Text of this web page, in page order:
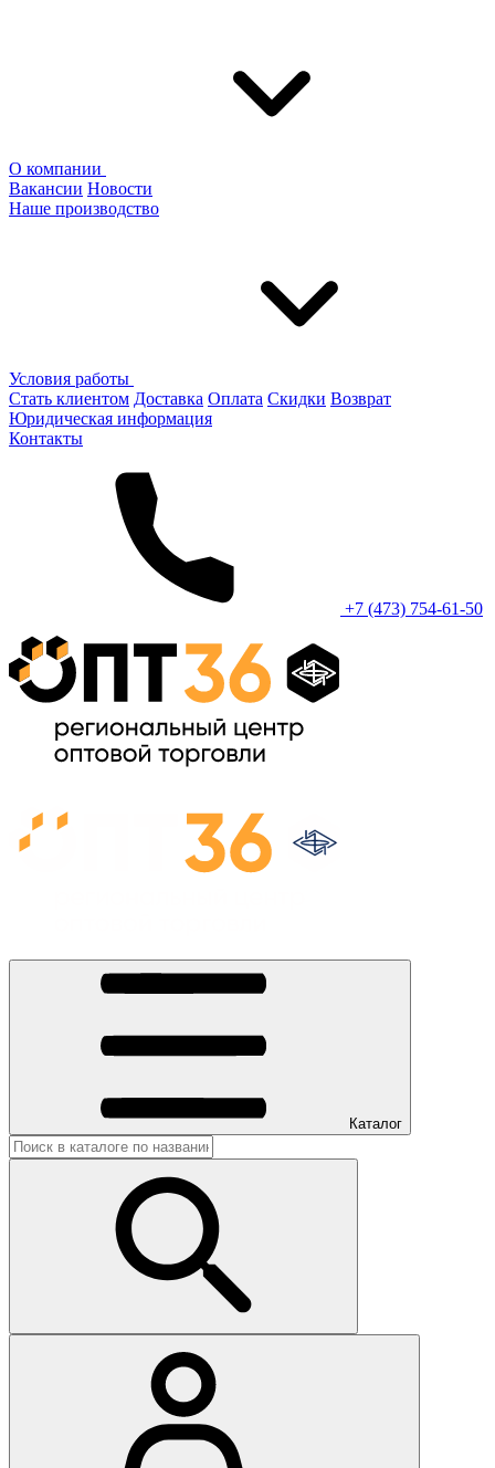
О компании
Вакансии Новости
Наше производство
Условия работы
Стать клиентом Доставка Оплата Скидки Возврат
Юридическая информация
Контакты
+7 (473) 754-61-50
Каталог